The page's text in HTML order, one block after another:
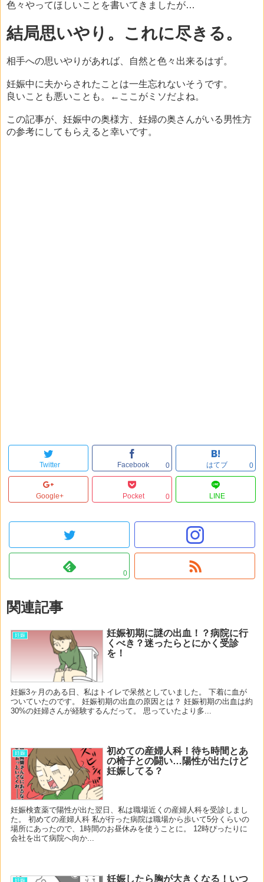
色々やってほしいことを書いてきましたが…
結局思いやり。これに尽きる。
相手への思いやりがあれば、自然と色々出来るはず。
妊娠中に夫からされたことは一生忘れないそうです。
良いことも悪いことも。←ここがミソだよね。
この記事が、妊娠中の奥様方、妊婦の奥さんがいる男性方
の参考にしてもらえると幸いです。
Twitter Facebook 0 はてブ 0
Google+ Pocket 0 LINE
0
関連記事
妊娠
妊娠初期に謎の出血！？病院に行
くべき？迷ったらとにかく受診
を！
妊娠3ヶ月のある日、私はトイレで呆然としていました。 下着に血が
ついていたのです。 妊娠初期の出血の原因とは？ 妊娠初期の出血は約
30%の妊婦さんが経験するんだって。 思っていたより多...
妊娠
初めての産婦人科！待ち時間とあ
の椅子との闘い…陽性が出たけど
妊娠してる？
妊娠検査薬で陽性が出た翌日、私は職場近くの産婦人科を受診しまし
た。 初めての産婦人科 私が行った病院は職場から歩いて5分くらいの
場所にあったので、1時間のお昼休みを使うことに。 12時ぴったりに
会社を出て病院へ向か...
妊娠
妊娠したら胸が大きくなる！いつ